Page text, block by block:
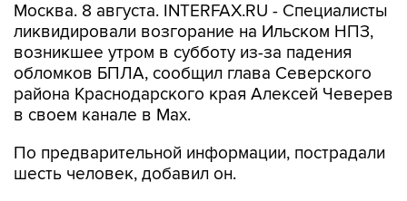
Москва. 8 августа. INTERFAX.RU - Специалисты
ликвидировали возгорание на Ильском НПЗ,
возникшее утром в субботу из-за падения
обломков БПЛА, сообщил глава Северского
района Краснодарского края Алексей Чеверев
в своем канале в Max.
По предварительной информации, пострадали
шесть человек, добавил он.